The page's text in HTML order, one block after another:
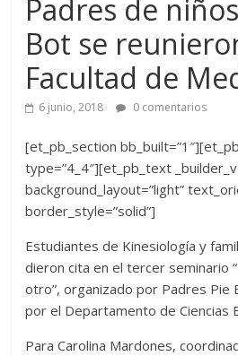
Padres de
Bot se
Facultad de
6 junio, 2018 0 comentarios
[et_pb_section
type=”4_4″][et_pb_text
background_layout=”light”
border_style=”solid”]
Estudiantes de Kinesiología y
dieron cita en el tercer seminario
otro”, organizado por Padres Pie
por el Departamento de Ciencias
Para Carolina Mardones,